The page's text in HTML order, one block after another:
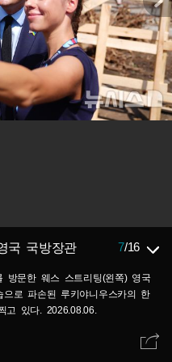
국 국방장관 7/16
방문한 웨스 스트리팅(왼쪽) 영국
로 파손된 루키야니우스카의 한
고 있다. 2026.08.06.